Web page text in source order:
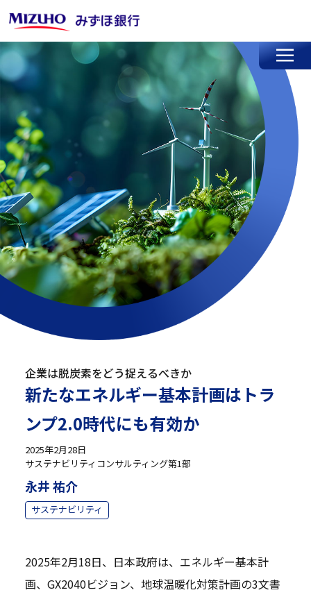
企業は脱炭素をどう捉えるべきか
新たなエネルギー基本計画はトラ
ンプ2.0時代にも有効か
2025年2月28日
サステナビリティコンサルティング第1部
永井 祐介
サステナビリティ
2025年2月18日、日本政府は、エネルギー基本計
画、GX2040ビジョン、地球温暖化対策計画の3文書